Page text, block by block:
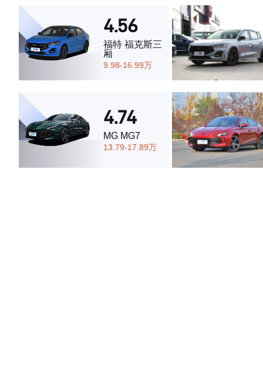
·空间表现较为优秀，优于50%同级车
4.56
福特 福克斯三
厢
9.98-16.99万
4.74
MG MG7
13.79-17.89万